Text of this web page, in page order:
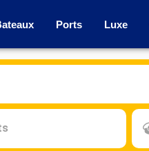
Ports Luxe